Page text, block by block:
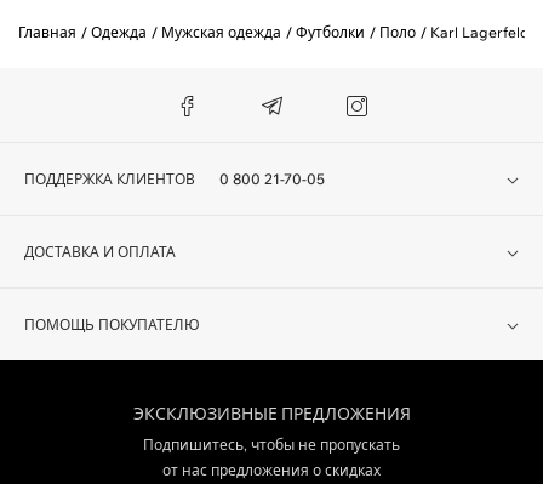
Главная Одежда Мужская одежда Футболки Поло Karl Lagerfeld
ПОДДЕРЖКА КЛИЕНТОВ 0 800 21-70-05
ДОСТАВКА И ОПЛАТА
ПОМОЩЬ ПОКУПАТЕЛЮ
ЭКСКЛЮЗИВНЫЕ ПРЕДЛОЖЕНИЯ
Подпишитесь, чтобы не пропускать
от нас предложения о скидках